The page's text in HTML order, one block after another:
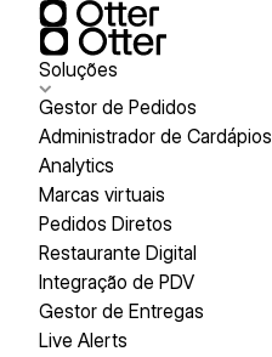
Soluções
Gestor de Pedidos
Administrador de Cardápios
Analytics
Marcas virtuais
Pedidos Diretos
Restaurante Digital
Integração de PDV
Gestor de Entregas
Live Alerts